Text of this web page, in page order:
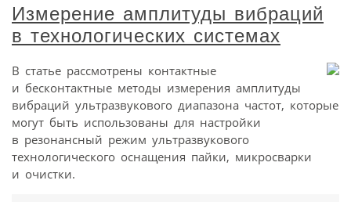
Измерение амплитуды вибраций
в технологических системах
В статье рассмотрены контактные
и бесконтактные методы измерения амплитуды
вибраций ультразвукового диапазона частот, которые
могут быть использованы для настройки
в резонансный режим ультразвукового
технологического оснащения пайки, микросварки
и очистки.